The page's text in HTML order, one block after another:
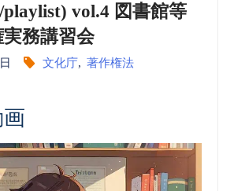
playlist) vol.4 図書館等
務講習会
文化庁, 著作権法